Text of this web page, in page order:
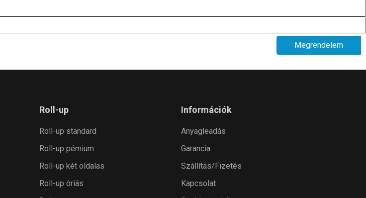
Megrendelem
Roll-up
Roll-up standard
Roll-up pémium
Roll-up két oldalas
Roll-up óriás
Információk
Anyagleadás
Garancia
Szállítás/Fizetés
Kapcsolat